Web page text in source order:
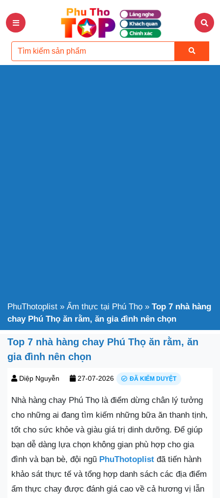
PhuThotoplist » Ẩm thực tại Phú Thọ » Top 7 nhà hàng
chay Phú Thọ ăn rằm, ăn gia đình nên chọn
Top 7 nhà hàng chay Phú Thọ ăn rằm, ăn
gia đình nên chọn
Diệp Nguyễn 27-07-2026 ĐÃ KIỂM DUYỆT
Nhà hàng chay Phú Thọ là điểm dừng chân lý tưởng
cho những ai đang tìm kiếm những bữa ăn thanh tịnh,
tốt cho sức khỏe và giàu giá trị dinh dưỡng. Để giúp
bạn dễ dàng lựa chọn không gian phù hợp cho gia
đình và bạn bè, đội ngũ PhuThotoplist đã tiến hành
khảo sát thực tế và tổng hợp danh sách các địa điểm
ẩm thực chay được đánh giá cao về cả hương vị lẫn